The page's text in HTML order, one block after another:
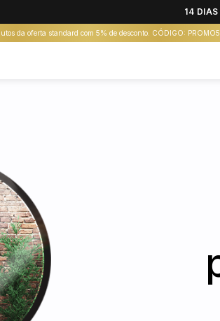
14
da oferta standard com 5% de desconto. CÓDIGO: PROMO5